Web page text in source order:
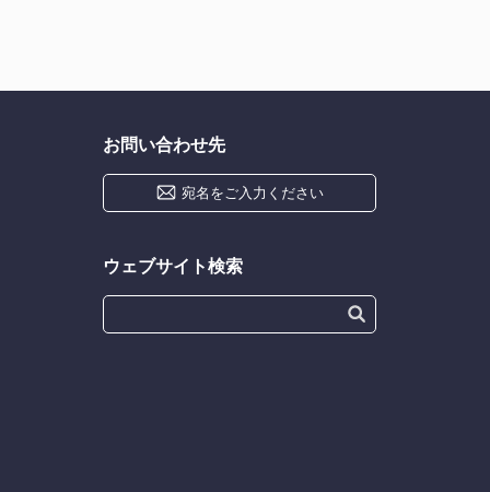
お問い合わせ先
宛名をご入力ください
ウェブサイト検索